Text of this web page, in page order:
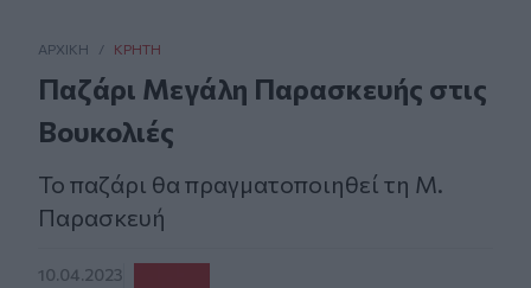
ΑΡΧΙΚΗ / ΚΡΉΤΗ
Παζάρι Μεγάλη Παρασκευής στις
Βουκολιές
Το παζάρι θα πραγματοποιηθεί τη Μ.
Παρασκευή
10.04.2023